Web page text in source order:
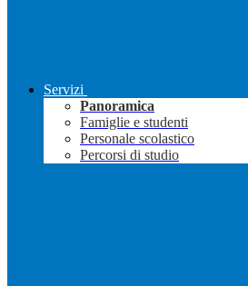
Servizi
Panoramica
Famiglie e studenti
Personale scolastico
Percorsi di studio